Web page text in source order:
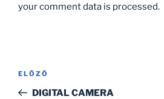
your comment data is processed.
Bejegyzés
Korábbi
bejegyzés
ELŐZŐ
DIGITAL CAMERA